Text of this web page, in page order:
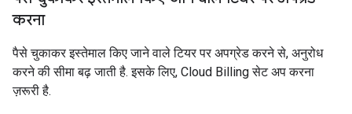
करना
पैसे चुकाकर इस्तेमाल किए जाने वाले टियर पर अपग्रेड करने से, अनुरोध
करने की सीमा बढ़ जाती है. इसके लिए, Cloud Billing सेट अप करना
ज़रूरी है.